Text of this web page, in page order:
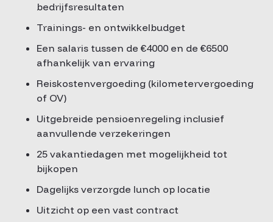
bedrijfsresultaten
Trainings- en ontwikkelbudget
Een salaris tussen de €4000 en de €6500
afhankelijk van ervaring
Reiskostenvergoeding (kilometervergoeding
of OV)
Uitgebreide pensioenregeling inclusief
aanvullende verzekeringen
25 vakantiedagen met mogelijkheid tot
bijkopen
Dagelijks verzorgde lunch op locatie
Uitzicht op een vast contract